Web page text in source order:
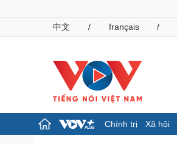
中文
/ français /
Chính trị Xã hội